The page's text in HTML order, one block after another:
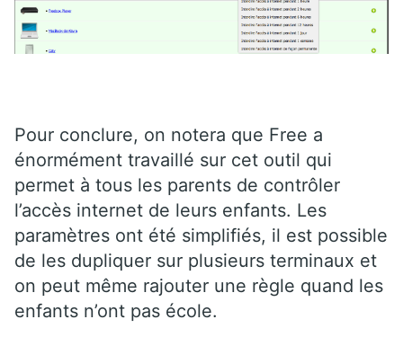
Pour conclure, on notera que Free a
énormément travaillé sur cet outil qui
permet à tous les parents de contrôler
l’accès internet de leurs enfants. Les
paramètres ont été simplifiés, il est possible
de les dupliquer sur plusieurs terminaux et
on peut même rajouter une règle quand les
enfants n’ont pas école.